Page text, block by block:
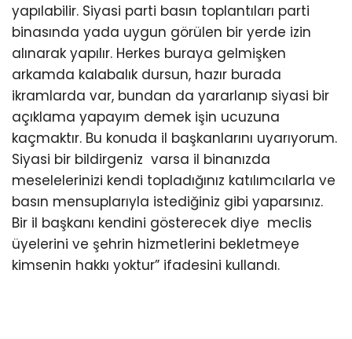
yapılabilir. Siyasi parti basın toplantıları parti
binasında yada uygun görülen bir yerde izin
alınarak yapılır. Herkes buraya gelmişken
arkamda kalabalık dursun, hazır burada
ikramlarda var, bundan da yararlanıp siyasi bir
açıklama yapayım demek işin ucuzuna
kaçmaktır. Bu konuda il başkanlarını uyarıyorum.
Siyasi bir bildirgeniz varsa il binanızda
meselelerinizi kendi topladığınız katılımcılarla ve
basın mensuplarıyla istediğiniz gibi yaparsınız.
Bir il başkanı kendini gösterecek diye meclis
üyelerini ve şehrin hizmetlerini bekletmeye
kimsenin hakkı yoktur” ifadesini kullandı.